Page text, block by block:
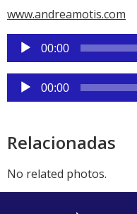
www.andreamotis.com
Reproductor
de
audio
00:00
Reproductor
de
00:00
Relacionadas
No related photos.